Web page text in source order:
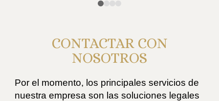
CONTACTAR CON
NOSOTROS
Por el momento, los principales servicios de
nuestra empresa son las soluciones legales